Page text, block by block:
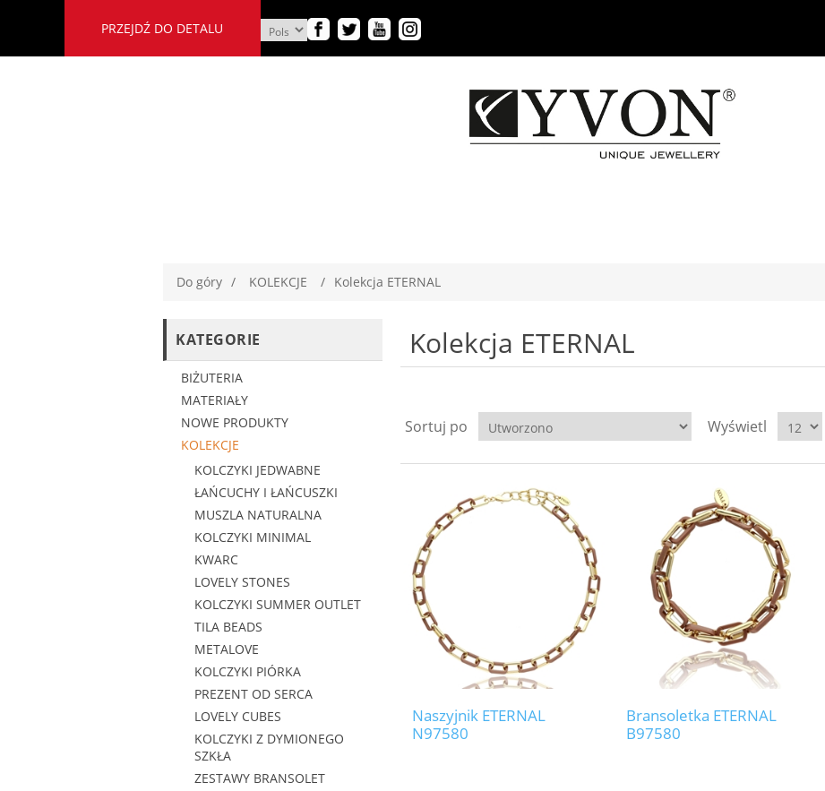
PRZEJDŹ DO DETALU
Do góry / KOLEKCJE / Kolekcja ETERNAL
KATEGORIE
BIŻUTERIA
MATERIAŁY
NOWE PRODUKTY
KOLEKCJE
KOLCZYKI JEDWABNE
ŁAŃCUCHY I ŁAŃCUSZKI
MUSZLA NATURALNA
KOLCZYKI MINIMAL
KWARC
LOVELY STONES
KOLCZYKI SUMMER OUTLET
TILA BEADS
METALOVE
KOLCZYKI PIÓRKA
PREZENT OD SERCA
LOVELY CUBES
KOLCZYKI Z DYMIONEGO
SZKŁA
ZESTAWY BRANSOLET
Kolekcja ETERNAL
Sortuj po Wyświetl
Naszyjnik ETERNAL
N97580
Bransoletka ETERNAL
B97580